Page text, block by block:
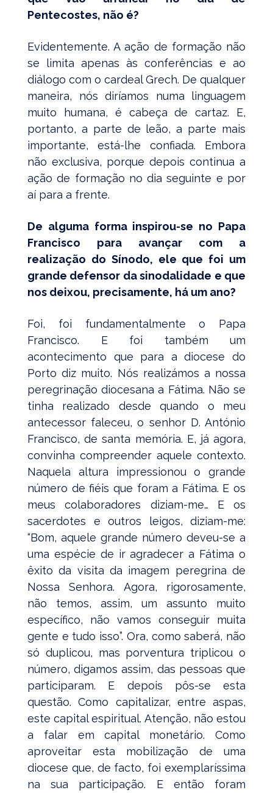
Pentecostes, não é?
Evidentemente. A ação de formação não
se limita apenas às conferências e ao
diálogo com o cardeal Grech. De qualquer
maneira, nós diríamos numa linguagem
muito humana, é cabeça de cartaz. E,
portanto, a parte de leão, a parte mais
importante, está-lhe confiada. Embora
não exclusiva, porque depois continua a
ação de formação no dia seguinte e por
aí para a frente.
De alguma forma inspirou-se no Papa
Francisco para avançar com a
realização do Sínodo, ele que foi um
grande defensor da sinodalidade e que
nos deixou, precisamente, há um ano?
Foi, foi fundamentalmente o Papa
Francisco. E foi também um
acontecimento que para a diocese do
Porto diz muito. Nós realizámos a nossa
peregrinação diocesana a Fátima. Não se
tinha realizado desde quando o meu
antecessor faleceu, o senhor D. António
Francisco, de santa memória. E, já agora,
convinha compreender aquele contexto.
Naquela altura impressionou o grande
número de fiéis que foram a Fátima. E os
meus colaboradores diziam-me… E os
sacerdotes e outros leigos, diziam-me:
“Bom, aquele grande número deveu-se a
uma espécie de ir agradecer a Fátima o
êxito da visita da imagem peregrina de
Nossa Senhora. Agora, rigorosamente,
não temos, assim, um assunto muito
específico, não vamos conseguir muita
gente e tudo isso”. Ora, como saberá, não
só duplicou, mas porventura triplicou o
número, digamos assim, das pessoas que
participaram. E depois pôs-se esta
questão. Como capitalizar, entre aspas,
este capital espiritual. Atenção, não estou
a falar em capital monetário. Como
aproveitar esta mobilização de uma
diocese que, de facto, foi exemplaríssima
na sua participação. E então foram